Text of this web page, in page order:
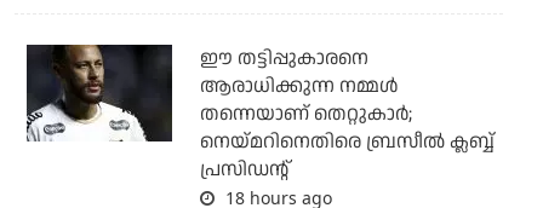
ഈ തട്ടിപ്പുകാരനെ
ആരാധിക്കുന്ന നമ്മള്‍
തന്നെയാണ് തെറ്റുകാര്‍;
നെയ്മറിനെതിരെ ബ്രസീല്‍ ക്ലബ്ബ്
പ്രസിഡന്റ്
18 hours ago